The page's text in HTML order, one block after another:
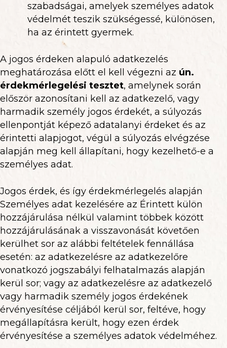
szabadságai, amelyek személyes adatok
védelmét teszik szükségessé, különösen,
ha az érintett gyermek.
A jogos érdeken alapuló adatkezelés
meghatározása előtt el kell végezni az ún.
érdekmérlegelési tesztet, amelynek során
először azonosítani kell az adatkezelő, vagy
harmadik személy jogos érdekét, a súlyozás
ellenpontját képező adatalanyi érdeket és az
érintetti alapjogot, végül a súlyozás elvégzése
alapján meg kell állapítani, hogy kezelhető-e a
személyes adat.
Jogos érdek, és így érdekmérlegelés alapján
Személyes adat kezelésére az Érintett külön
hozzájárulása nélkül valamint többek között
hozzájárulásának a visszavonását követően
kerülhet sor az alábbi feltételek fennállása
esetén: az adatkezelésre az adatkezelőre
vonatkozó jogszabályi felhatalmazás alapján
kerül sor; vagy az adatkezelésre az adatkezelő
vagy harmadik személy jogos érdekének
érvényesítése céljából kerül sor, feltéve, hogy
megállapításra került, hogy ezen érdek
érvényesítése a személyes adatok védelméhez.